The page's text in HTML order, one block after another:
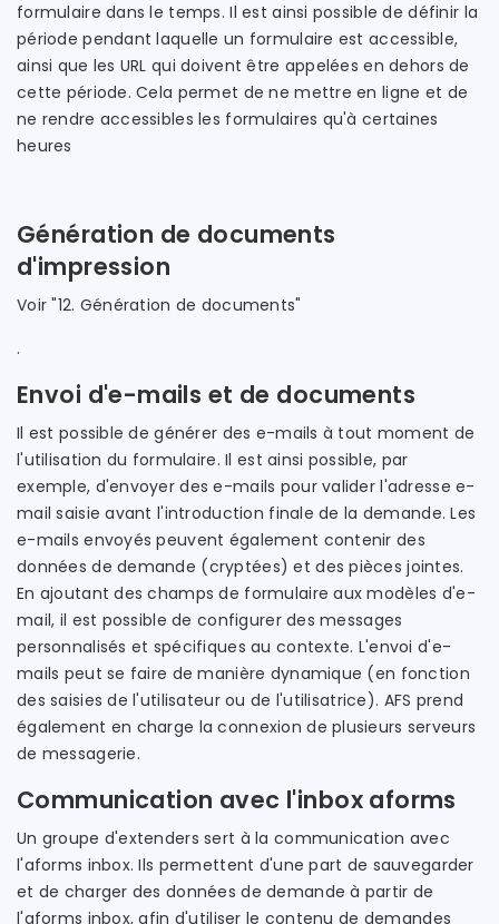
formulaire dans le temps. Il est ainsi possible de définir la
période pendant laquelle un formulaire est accessible,
ainsi que les URL qui doivent être appelées en dehors de
cette période. Cela permet de ne mettre en ligne et de
ne rendre accessibles les formulaires qu'à certaines
heures
Génération de documents
d'impression
Voir "12. Génération de documents"
.
Envoi d'e-mails et de documents
Il est possible de générer des e-mails à tout moment de
l'utilisation du formulaire. Il est ainsi possible, par
exemple, d'envoyer des e-mails pour valider l'adresse e-
mail saisie avant l'introduction finale de la demande. Les
e-mails envoyés peuvent également contenir des
données de demande (cryptées) et des pièces jointes.
En ajoutant des champs de formulaire aux modèles d'e-
mail, il est possible de configurer des messages
personnalisés et spécifiques au contexte. L'envoi d'e-
mails peut se faire de manière dynamique (en fonction
des saisies de l'utilisateur ou de l'utilisatrice). AFS prend
également en charge la connexion de plusieurs serveurs
de messagerie.
Communication avec l'inbox aforms
Un groupe d'extenders sert à la communication avec
l'aforms inbox. Ils permettent d'une part de sauvegarder
et de charger des données de demande à partir de
l'aforms inbox, afin d'utiliser le contenu de demandes